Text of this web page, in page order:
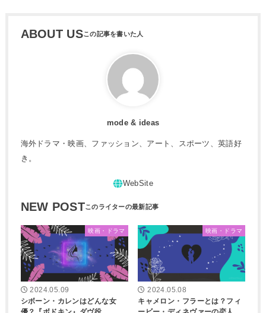
ABOUT US
mode & ideas
海外ドラマ・映画、ファッション、アート、スポーツ、英語好
き。
NEW POST
映画・ドラマ
2024.05.09
シボーン・カレンはどんな女
映画・ドラマ
2024.05.08
キャメロン・フラーとは？フィ